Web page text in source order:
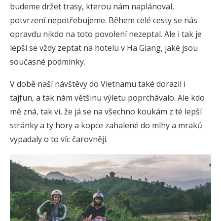
budeme držet trasy, kterou nám naplánoval,
potvrzení nepotřebujeme. Během celé cesty se nás
opravdu nikdo na toto povolení nezeptal. Ale i tak je
lepší se vždy zeptat na hotelu v Ha Giang, jaké jsou
současné podmínky.
V době naší návštěvy do Vietnamu také dorazil i
tajfun, a tak nám většinu výletu poprchávalo. Ale kdo
mě zná, tak ví, že já se na všechno koukám z té lepší
stránky a ty hory a kopce zahalené do mlhy a mraků
vypadaly o to víc čarovněji.